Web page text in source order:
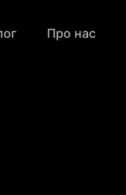
Про нас